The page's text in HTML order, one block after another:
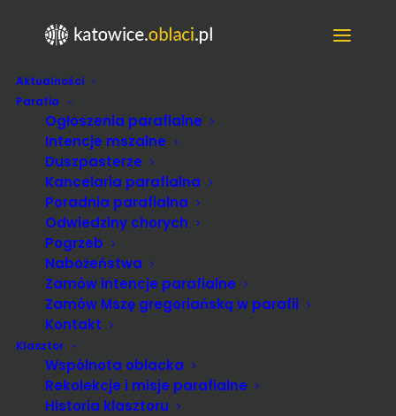
Aktualności
Parafia
Ogłoszenia parafialne
Intencje mszalne
Duszpasterze
Kancelaria parafialna
Poradnia parafialna
Odwiedziny chorych
Pogrzeb
Nabożeństwa
Zamów intencje parafialne
Zamów Mszę gregoriańską w parafii
Kontakt
Klasztor
Wspólnota oblacka
Rekolekcje i misje parafialne
Historia klasztoru
Festyn parafialny